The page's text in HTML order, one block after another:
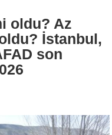
oldu? Az
İstanbul,
son